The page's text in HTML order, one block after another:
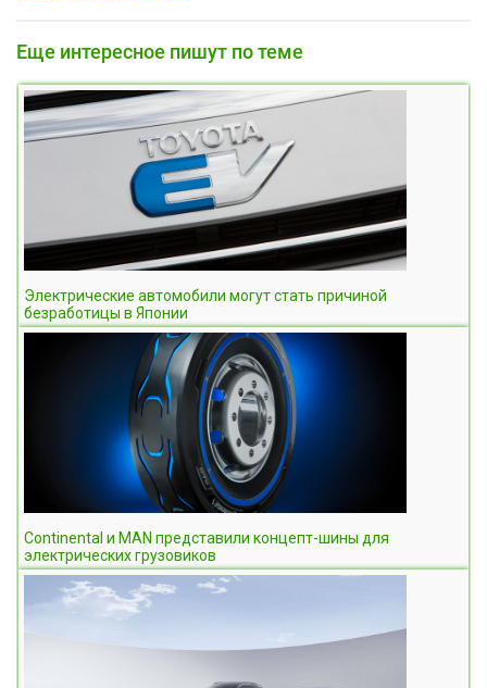
Еще интересное пишут по теме
Электрические автомобили могут стать причиной
безработицы в Японии
Continental и MAN представили концепт-шины для
электрических грузовиков